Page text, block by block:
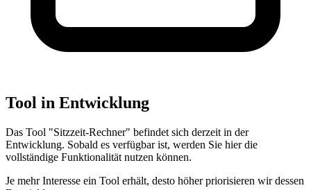
Tool in Entwicklung
Das Tool "Sitzzeit-Rechner" befindet sich derzeit in der
Entwicklung. Sobald es verfügbar ist, werden Sie hier die
vollständige Funktionalität nutzen können.
Je mehr Interesse ein Tool erhält, desto höher priorisieren wir dessen